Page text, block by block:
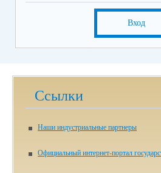
Вход
Ссылки
Наши индустриальные партнеры
Официальный интернет-портал